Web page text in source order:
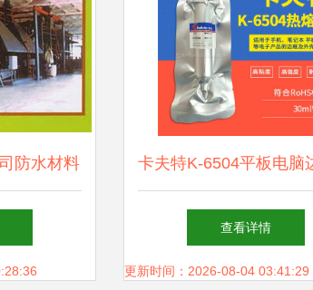
防水材料
略探讨
卡夫特K-6504平板电脑
赛科微实业的创新力作
兴邦之路
查看详情
更新时间：2026-08-04 03:41:29